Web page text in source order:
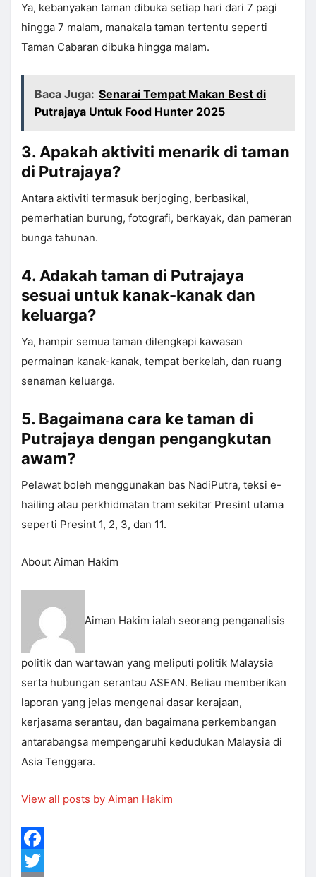
Ya, kebanyakan taman dibuka setiap hari dari 7 pagi
hingga 7 malam, manakala taman tertentu seperti
Taman Cabaran dibuka hingga malam.
Baca Juga: Senarai Tempat Makan Best di
Putrajaya Untuk Food Hunter 2025
3. Apakah aktiviti menarik di taman
di Putrajaya?
Antara aktiviti termasuk berjoging, berbasikal,
pemerhatian burung, fotografi, berkayak, dan pameran
bunga tahunan.
4. Adakah taman di Putrajaya
sesuai untuk kanak-kanak dan
keluarga?
Ya, hampir semua taman dilengkapi kawasan
permainan kanak-kanak, tempat berkelah, dan ruang
senaman keluarga.
5. Bagaimana cara ke taman di
Putrajaya dengan pengangkutan
awam?
Pelawat boleh menggunakan bas NadiPutra, teksi e-
hailing atau perkhidmatan tram sekitar Presint utama
seperti Presint 1, 2, 3, dan 11.
About Aiman Hakim
Aiman Hakim ialah seorang penganalisis
politik dan wartawan yang meliputi politik Malaysia
serta hubungan serantau ASEAN. Beliau memberikan
laporan yang jelas mengenai dasar kerajaan,
kerjasama serantau, dan bagaimana perkembangan
antarabangsa mempengaruhi kedudukan Malaysia di
Asia Tenggara.
View all posts by Aiman Hakim
Facebook